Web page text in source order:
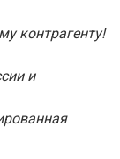
контрагенту!
и